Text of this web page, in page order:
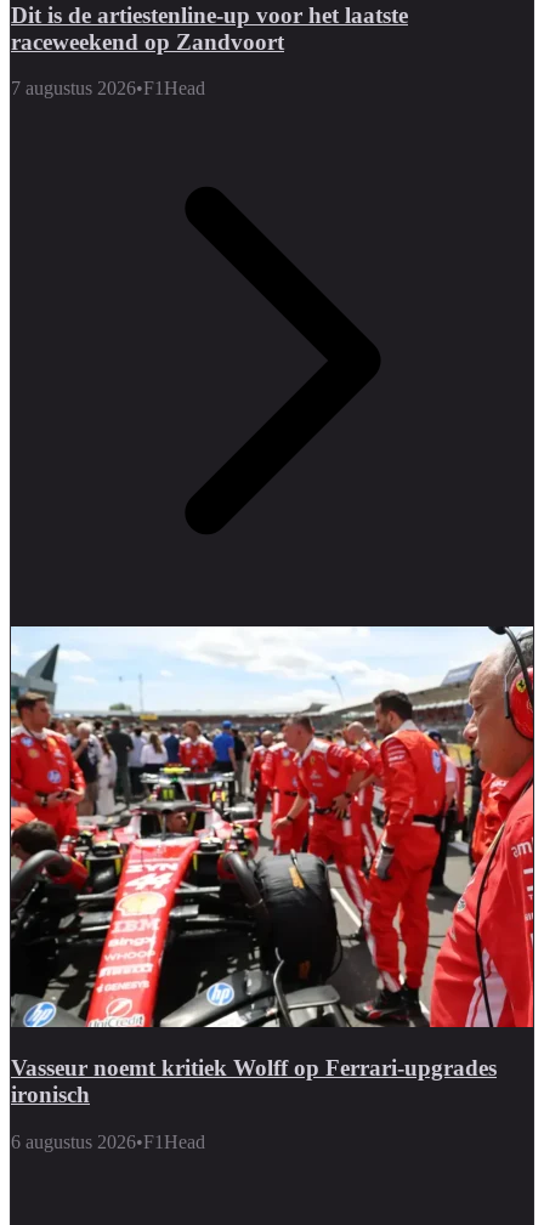
Dit is de artiestenline-up voor het laatste
raceweekend op Zandvoort
7 augustus 2026•F1Head
Vasseur noemt kritiek Wolff op Ferrari-upgrades
ironisch
6 augustus 2026•F1Head